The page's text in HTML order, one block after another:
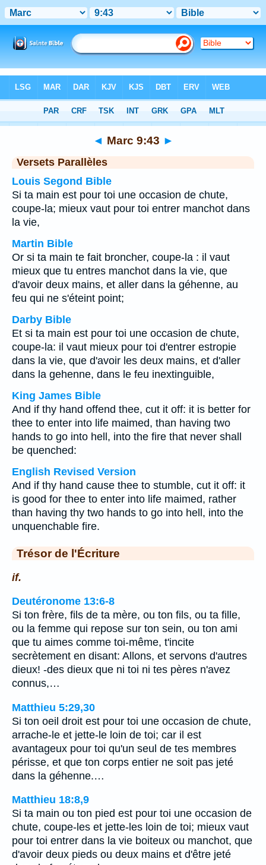
Chapitre 9> Verset 43
◄ Marc 9:43 ►
Versets Parallèles
Louis Segond Bible
Si ta main est pour toi une occasion de chute,
coupe-la; mieux vaut pour toi entrer manchot dans
la vie,
Martin Bible
Or si ta main te fait broncher, coupe-la : il vaut
mieux que tu entres manchot dans la vie, que
d'avoir deux mains, et aller dans la géhenne, au
feu qui ne s'éteint point;
Darby Bible
Et si ta main est pour toi une occasion de chute,
coupe-la: il vaut mieux pour toi d'entrer estropie
dans la vie, que d'avoir les deux mains, et d'aller
dans la gehenne, dans le feu inextinguible,
King James Bible
And if thy hand offend thee, cut it off: it is better for
thee to enter into life maimed, than having two
hands to go into hell, into the fire that never shall
be quenched:
English Revised Version
And if thy hand cause thee to stumble, cut it off: it
is good for thee to enter into life maimed, rather
than having thy two hands to go into hell, into the
unquenchable fire.
Trésor de l'Écriture
if.
Deutéronome 13:6-8
Si ton frère, fils de ta mère, ou ton fils, ou ta fille,
ou la femme qui repose sur ton sein, ou ton ami
que tu aimes comme toi-même, t'incite
secrètement en disant: Allons, et servons d'autres
dieux! -des dieux que ni toi ni tes pères n'avez
connus,…
Matthieu 5:29,30
Si ton oeil droit est pour toi une occasion de chute,
arrache-le et jette-le loin de toi; car il est
avantageux pour toi qu'un seul de tes membres
périsse, et que ton corps entier ne soit pas jeté
dans la géhenne.…
Matthieu 18:8,9
Si ta main ou ton pied est pour toi une occasion de
chute, coupe-les et jette-les loin de toi; mieux vaut
pour toi entrer dans la vie boiteux ou manchot, que
d'avoir deux pieds ou deux mains et d'être jeté